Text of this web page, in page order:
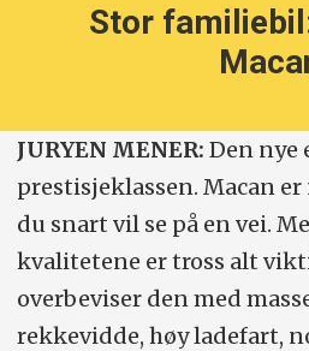
Stor
JURYEN MENER: Den nye
prestisjeklassen. Macan
du snart vil se på en vei.
kvalitetene er tross alt
overbeviser den med
rekkevidde, høy ladefart,